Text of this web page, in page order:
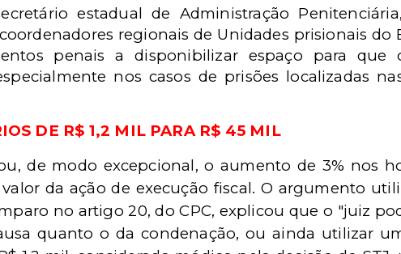
estadual de Administração
regionais de Unidades prisionais do
penais a disponibilizar espaço para que
nos casos de prisões localizadas
DE R$ 1,2 MIL PARA R$ 45 MIL
de modo excepcional, o aumento de 3% nos
da ação de execução fiscal. O argumento
no artigo 20, do CPC, explicou que o "juiz
quanto o da condenação, ou ainda utilizar